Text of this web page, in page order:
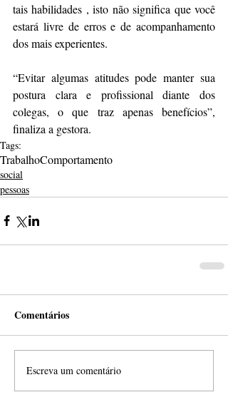
tais habilidades , isto não significa que você
estará livre de erros e de acompanhamento
dos mais experientes.
“Evitar algumas atitudes pode manter sua
postura clara e profissional diante dos
colegas, o que traz apenas benefícios”,
finaliza a gestora.
Tags:
TrabalhoComportamento
social
pessoas
Comentários
Escreva um comentário